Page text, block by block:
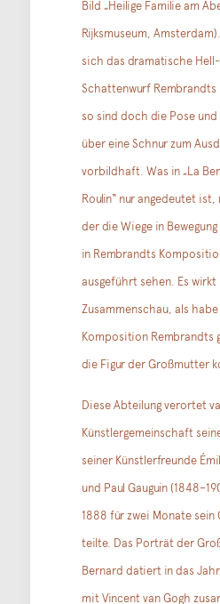
Bild „Heilige Familie am
Rijksmuseum,
sich das dramatische
Schattenwurf
so sind doch die Pose
über eine Schnur zum
vorbildhaft. Was in „La
Roulin“ nur angedeutet
der die Wiege in
in Rembrandts
ausgeführt sehen. Es wirkt
Zusammenschau, als
Komposition Rembrandts
die Figur der Großmutter
Diese Abteilung verortet
Künstlergemeinschaft
seiner Künstlerfreunde
und Paul Gauguin
1888 für zwei Monate sein
teilte. Das Porträt der
Bernard datiert in das
mit Vincent van Gogh